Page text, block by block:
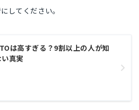
してください。
は高すぎる？9割以上の人が知
い真実